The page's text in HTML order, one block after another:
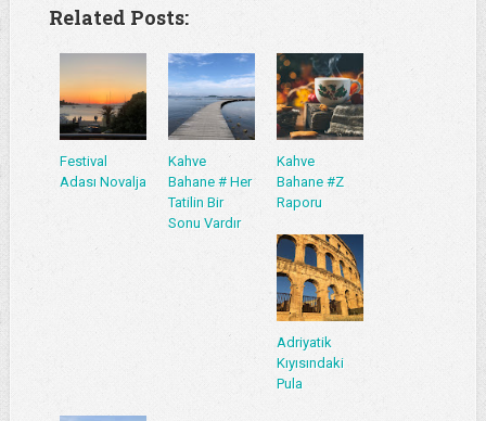
Related Posts:
Festival
Adası Novalja
Kahve
Bahane # Her
Tatilin Bir
Sonu Vardır
Kahve
Bahane #Z
Raporu
Adriyatik
Kıyısındaki
Pula